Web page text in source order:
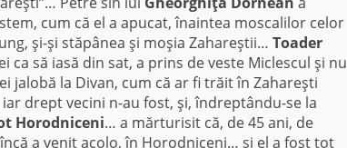
cum că el a apucat, înaintea moscalilor celor
şi-şi stăpânea şi moşia Zahareştii… Toader
ca să iasă din sat, a prins de veste Miclescul şi nu
jalobă la Divan, cum că ar fi trăit în Zahareşti
drept vecini n-au fost, şi, îndreptându-se la
Horodniceni… a mărturisit că, de 45 ani, de
a venit acolo, în Horodniceni… şi el a fost tot